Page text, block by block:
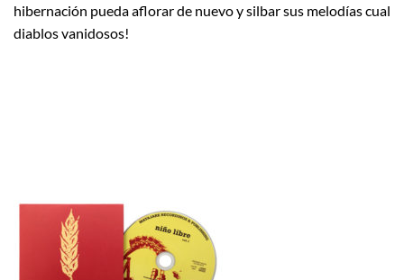
hibernación pueda aflorar de nuevo y silbar sus melodías cual
diablos vanidosos!